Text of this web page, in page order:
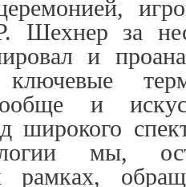
Шехнер за
и
и
широкого
мы,
рамках,